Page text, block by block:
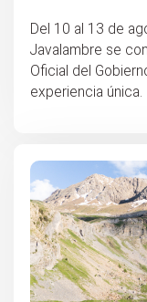
Del 10 al 13 de
Javalambre se
Oficial del
experiencia única.